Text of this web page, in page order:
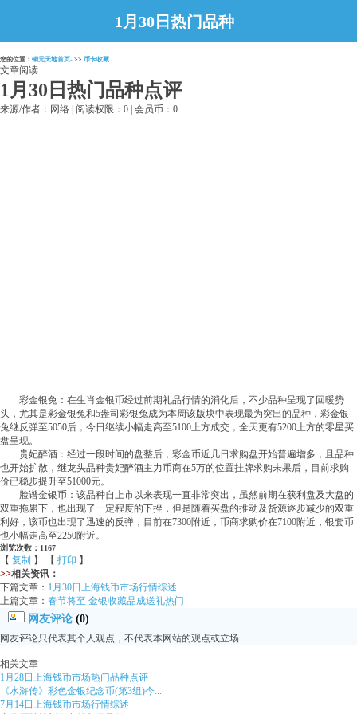
1月30日热门品种
点评
您的位置： 铜元天地首页- >> 币卡收藏
文章阅读
1月30日热门品种点评
来源/作者：网络 | 阅读权限：0 | 会员币：0
彩金银兔：在生肖金银币经过前期礼品行情的消化后，不少品种呈现了回暖势
头，尤其是彩金银兔和5盎司彩银兔成为本周该版块中表现最为突出的品种，彩金银
兔继反弹至5050后，今日继续小幅走高至5100上方成交，全天更有5200上方的零星买
盘呈现。
贵妃醉酒：经过一段时间的盘整后，彩金币近几日求购盘开始普遍增多，且品种
也开始扩散，继龙头品种贵妃醉酒主力币商在5万的位置挂牌求购未果后，目前求购
价已稳步提升至51000元。
脸谱金银币：该品种自上市以来表现一直非常突出，虽然前期在获利盘及大盘的
双重拖累下，也出现了一定程度的下挫，但是随着买盘的推动及货源逐步减少的双重
利好，该币也出现了迅速的反弹，目前在7300附近，币商求购价在7100附近，银套币
也小幅走高至2250附近。
浏览次数：1167
【 复制 】 【 打印 】
>>相关资讯：
下篇文章： 1月30日上海钱币市场行情综述
上篇文章： 春节将至 金银收藏品成送礼热门
网友评论 (0)
网友评论只代表其个人观点，不代表本网站的观点或立场
相关文章
1月28日上海钱币市场热门品种点评
《水浒传》彩色金银纪念币(第3组)今...
7月14日上海钱币市场行情综述